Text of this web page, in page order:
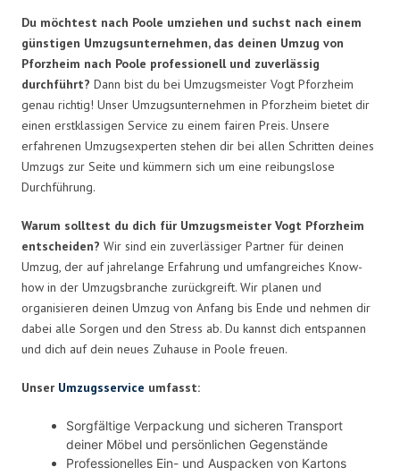
Du möchtest nach Poole umziehen und suchst nach einem
günstigen Umzugsunternehmen, das deinen Umzug von
Pforzheim nach Poole professionell und zuverlässig
durchführt? Dann bist du bei Umzugsmeister Vogt Pforzheim
genau richtig! Unser Umzugsunternehmen in Pforzheim bietet dir
einen erstklassigen Service zu einem fairen Preis. Unsere
erfahrenen Umzugsexperten stehen dir bei allen Schritten deines
Umzugs zur Seite und kümmern sich um eine reibungslose
Durchführung.
Warum solltest du dich für Umzugsmeister Vogt Pforzheim
entscheiden? Wir sind ein zuverlässiger Partner für deinen
Umzug, der auf jahrelange Erfahrung und umfangreiches Know-
how in der Umzugsbranche zurückgreift. Wir planen und
organisieren deinen Umzug von Anfang bis Ende und nehmen dir
dabei alle Sorgen und den Stress ab. Du kannst dich entspannen
und dich auf dein neues Zuhause in Poole freuen.
Unser Umzugsservice umfasst:
Sorgfältige Verpackung und sicheren Transport
deiner Möbel und persönlichen Gegenstände
Professionelles Ein- und Auspacken von Kartons